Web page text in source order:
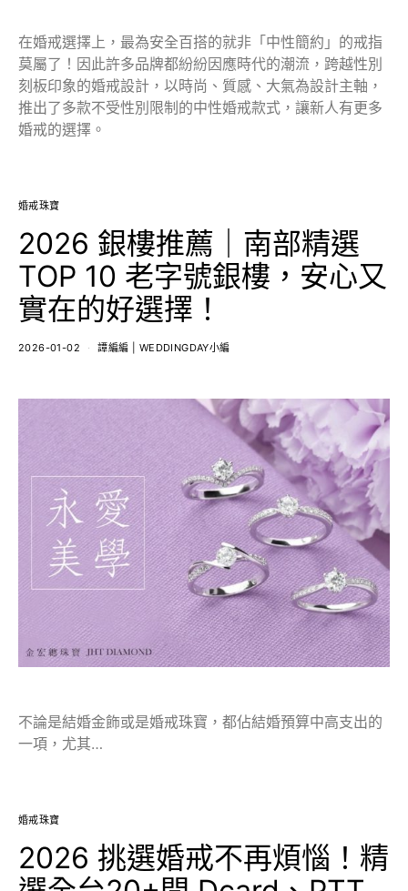
在婚戒選擇上，最為安全百搭的就非「中性簡約」的戒指
莫屬了！因此許多品牌都紛紛因應時代的潮流，跨越性別
刻板印象的婚戒設計，以時尚、質感、大氣為設計主軸，
推出了多款不受性別限制的中性婚戒款式，讓新人有更多
婚戒的選擇。
婚戒珠寶
2026 銀樓推薦｜南部精選
TOP 10 老字號銀樓，安心又
實在的好選擇！
2026-01-02 譚編編 | WEDDINGDAY小編
不論是結婚金飾或是婚戒珠寶，都佔結婚預算中高支出的
一項，尤其…
婚戒珠寶
2026 挑選婚戒不再煩惱！精